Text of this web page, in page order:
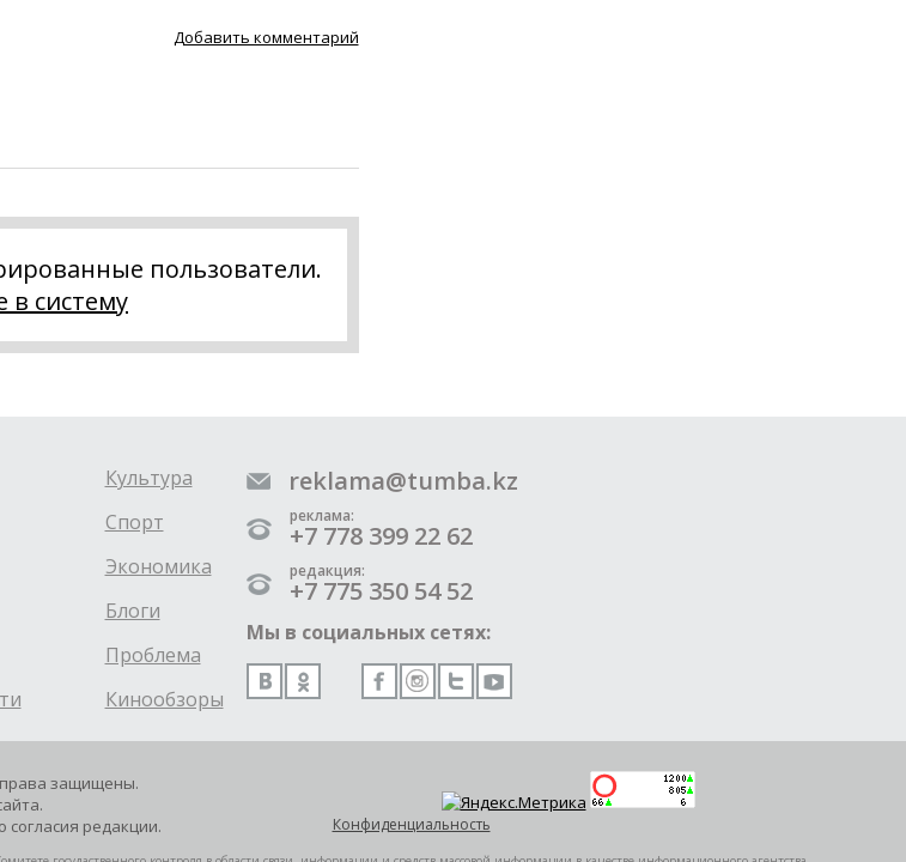
Добавить комментарий
пользователи.
в систему
Культура
Спорт
Экономика
Блоги
Проблема
Кинообзоры
reklama@tumba.kz
реклама:
+7 778 399 22 62
редакция:
+7 775 350 54 52
Мы в социальных сетях:
защищены.
редакции.
Конфиденциальность